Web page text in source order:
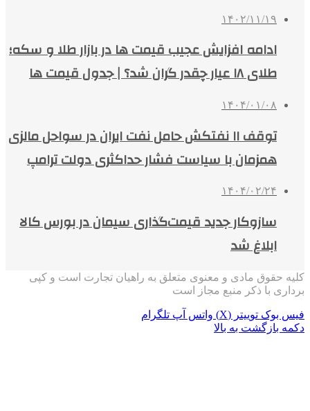
۱۴۰۲/۱۱/۱۹
ادامه افزایش عجیب قیمت ها در بازار طلا و سکه؛
طلای ۱۸ عیار چقدر گران شد؟ | جدول قیمت ها
۱۴۰۴/۰۱/۰۸
توقف ۱۱ نفتکش حامل نفت ایران در سواحل مالزی
همزمان با سیاست فشار حداکثری دولت ترامپ
۱۴۰۴/۰۲/۲۴
سازوکار جدید قیمت‌گذاری سیمان در بورس کالا
ابلاغ شد
کلیه حقوق مادی و معنوی متعلق به راهیان تجارت است و کپی
برداری با ذکر منبع مجاز است
فیس بوک توییتر (X) واتس آپ تلگرام
دکمه بازگشت به بالا